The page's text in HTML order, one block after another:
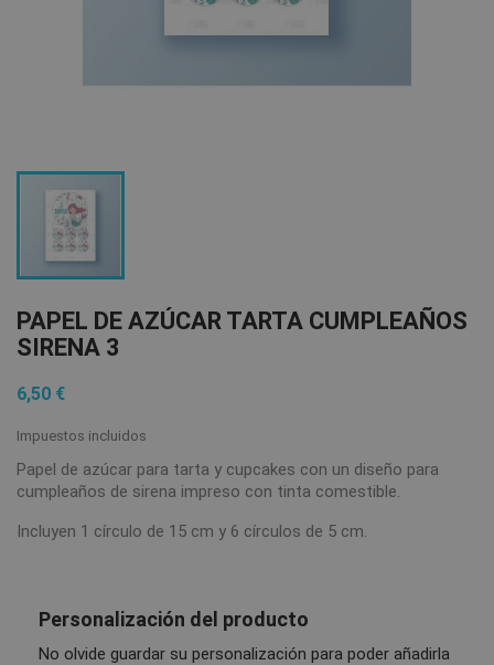
PAPEL DE AZÚCAR TARTA CUMPLEAÑOS
SIRENA 3
6,50 €
Impuestos incluidos
Papel de azúcar para tarta y cupcakes con un diseño para
cumpleaños de sirena impreso con tinta comestible.
Incluyen 1 círculo de 15 cm y 6 círculos de 5 cm.
Personalización del producto
No olvide guardar su personalización para poder añadirla